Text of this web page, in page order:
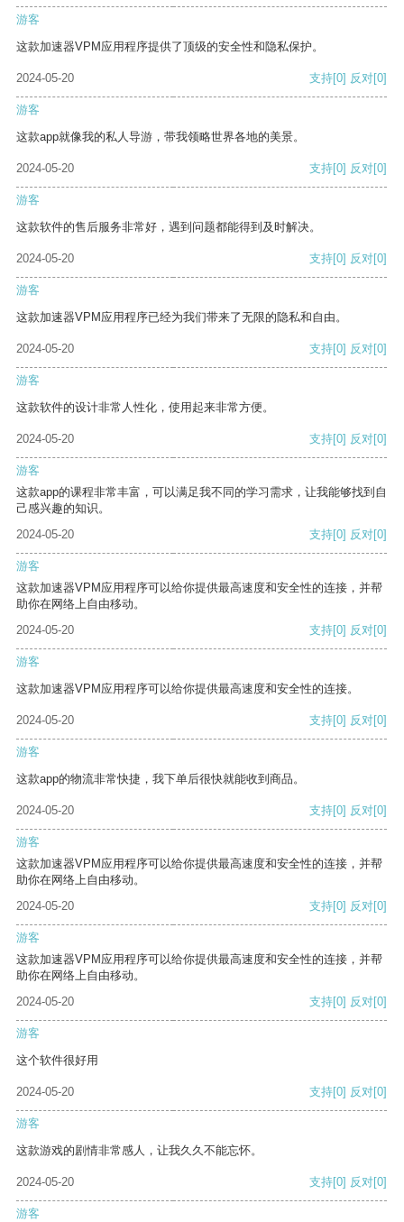
游客
这款加速器VPM应用程序提供了顶级的安全性和隐私保护。
2024-05-20 支持[0] 反对[0]
游客
这款app就像我的私人导游，带我领略世界各地的美景。
2024-05-20 支持[0] 反对[0]
游客
这款软件的售后服务非常好，遇到问题都能得到及时解决。
2024-05-20 支持[0] 反对[0]
游客
这款加速器VPM应用程序已经为我们带来了无限的隐私和自由。
2024-05-20 支持[0] 反对[0]
游客
这款软件的设计非常人性化，使用起来非常方便。
2024-05-20 支持[0] 反对[0]
游客
这款app的课程非常丰富，可以满足我不同的学习需求，让我能够找到自
己感兴趣的知识。
2024-05-20
支持[0] 反对[0]
游客
这款加速器VPM应用程序可以给你提供最高速度和安全性的连接，并帮
助你在网络上自由移动。
2024-05-20
支持[0] 反对[0]
游客
这款加速器VPM应用程序可以给你提供最高速度和安全性的连接。
2024-05-20 支持[0] 反对[0]
游客
这款app的物流非常快捷，我下单后很快就能收到商品。
2024-05-20 支持[0] 反对[0]
游客
这款加速器VPM应用程序可以给你提供最高速度和安全性的连接，并帮
助你在网络上自由移动。
2024-05-20
支持[0] 反对[0]
游客
这款加速器VPM应用程序可以给你提供最高速度和安全性的连接，并帮
助你在网络上自由移动。
2024-05-20
支持[0] 反对[0]
游客
这个软件很好用
2024-05-20 支持[0] 反对[0]
游客
这款游戏的剧情非常感人，让我久久不能忘怀。
2024-05-20 支持[0] 反对[0]
游客